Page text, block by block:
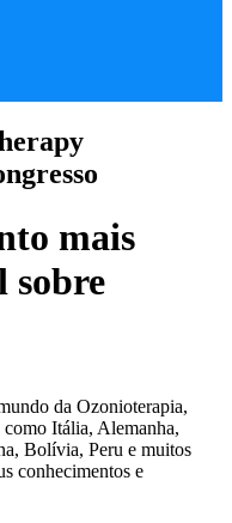
mais
sobre
da Ozonioterapia,
como Itália, Alemanha,
Bolívia, Peru e muitos
conhecimentos e